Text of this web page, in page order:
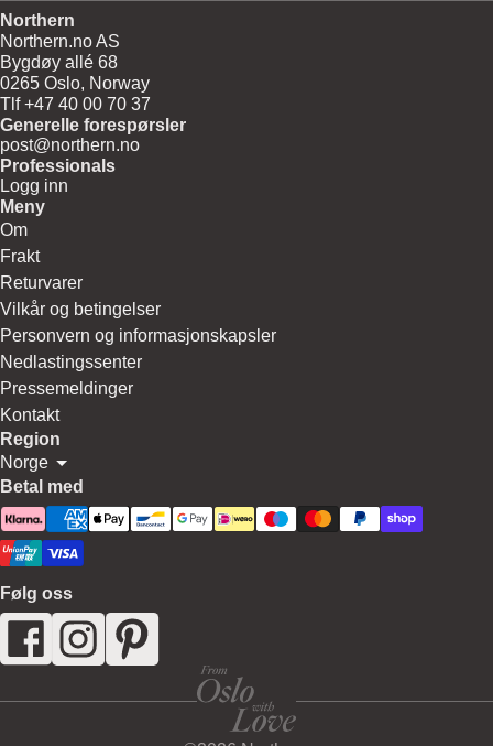
Northern
Northern.no AS
Bygdøy allé 68
0265 Oslo, Norway
Tlf +47 40 00 70 37
Generelle forespørsler
post@northern.no
Professionals
Logg inn
Meny
Om
Frakt
Returvarer
Vilkår og betingelser
Personvern og informasjonskapsler
Nedlastingssenter
Pressemeldinger
Kontakt
Region
Norge
Betal med
Følg oss